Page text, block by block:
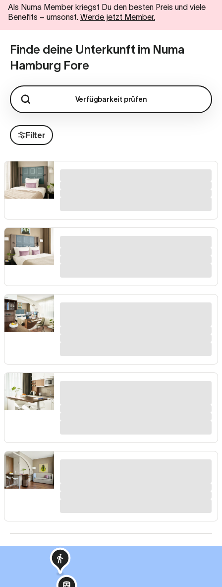
Als Numa Member kriegst Du den besten Preis und viele
Benefits – umsonst. Werde jetzt Member.
Finde deine Unterkunft im Numa
Hamburg Fore
Verfügbarkeit prüfen
Filter